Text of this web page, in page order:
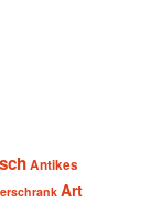
Antikes
Art